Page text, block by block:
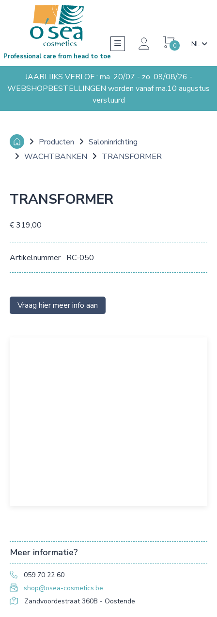
0 NL
Professional care from head to toe
JAARLIJKS VERLOF : ma. 20/07 - zo. 09/08/26 -
WEBSHOPBESTELLINGEN worden vanaf ma.10 augustus
verstuurd
Producten
Saloninrichting
WACHTBANKEN
TRANSFORMER
Meer informatie?
059 70 22 60
shop@osea-cosmetics.be
Zandvoordestraat 360B - Oostende
TRANSFORMER
€ 319,00
Artikelnummer RC-050
Vraag hier meer info aan